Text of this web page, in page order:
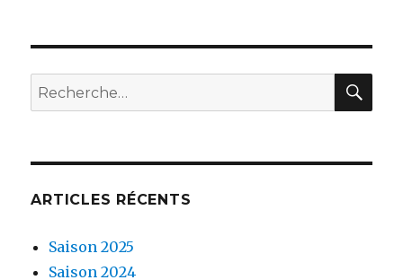
Recherche
pour
ARTICLES RÉCENTS
Saison 2025
Saison 2024